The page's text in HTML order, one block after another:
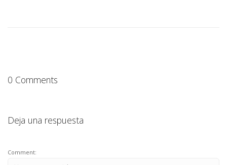
0 Comments
Deja una respuesta
Comment: